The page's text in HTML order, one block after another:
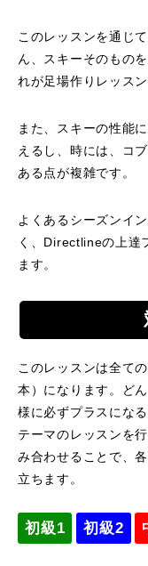
PV
インストラクター募集
コブレッスン参加
よくある質問
レッスン内容について
レッスン周辺に関して
お申し込みについて
動画で学ぶ
このレッスンを通じ
ん、スキーそのもの
れが足場作りレッスン
また、スキーの性能
えるし、時には、コ
ある点が複雑です。
よくあるシーズンイ
く、Directlineの上達
ます。
このレッスンは全て
本）になります。ど
様に必ずプラスにな
テーマのレッスンを
み合わせることで、
立ちます。
初級1 初級2